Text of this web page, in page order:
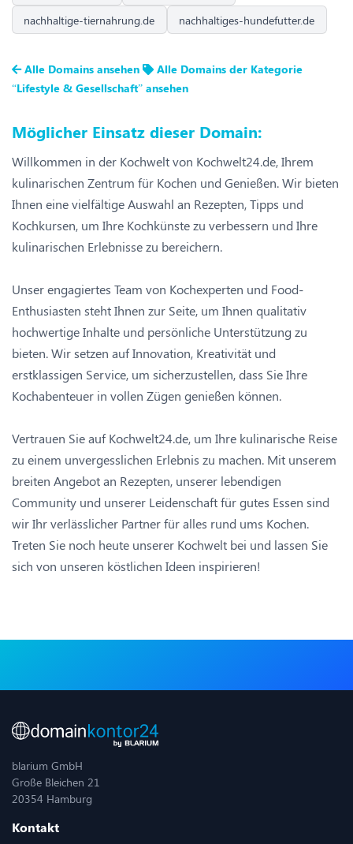
nachhaltige-tiernahrung.de
nachhaltiges-hundefutter.de
Alle Domains ansehen
Alle Domains der Kategorie
“Lifestyle & Gesellschaft” ansehen
Möglicher Einsatz dieser Domain:
Willkommen in der Kochwelt von Kochwelt24.de, Ihrem
kulinarischen Zentrum für Kochen und Genießen. Wir bieten
Ihnen eine vielfältige Auswahl an Rezepten, Tipps und
Kochkursen, um Ihre Kochkünste zu verbessern und Ihre
kulinarischen Erlebnisse zu bereichern.
Unser engagiertes Team von Kochexperten und Food-
Enthusiasten steht Ihnen zur Seite, um Ihnen qualitativ
hochwertige Inhalte und persönliche Unterstützung zu
bieten. Wir setzen auf Innovation, Kreativität und
erstklassigen Service, um sicherzustellen, dass Sie Ihre
Kochabenteuer in vollen Zügen genießen können.
Vertrauen Sie auf Kochwelt24.de, um Ihre kulinarische Reise
zu einem unvergesslichen Erlebnis zu machen. Mit unserem
breiten Angebot an Rezepten, unserer lebendigen
Community und unserer Leidenschaft für gutes Essen sind
wir Ihr verlässlicher Partner für alles rund ums Kochen.
Treten Sie noch heute unserer Kochwelt bei und lassen Sie
sich von unseren köstlichen Ideen inspirieren!
blarium GmbH
Große Bleichen 21
20354 Hamburg
Kontakt